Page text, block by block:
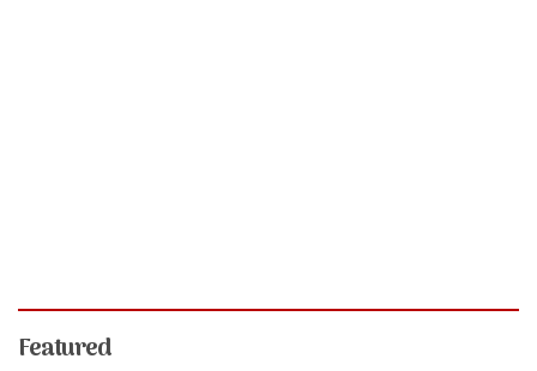
Featured